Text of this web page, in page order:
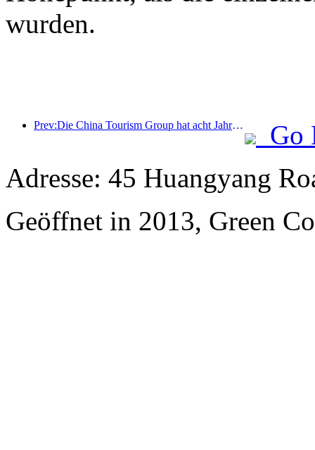
wurden.
Prev:Die China Tourism Group hat acht Jahre in Folge an der China International Import Expo teilgenommen und dabei Verträge im Wert von über einer Milliarde US-Dollar abgeschlossen.
Go
Adresse: 45 Huangyang
Geöffnet in 2013, Green